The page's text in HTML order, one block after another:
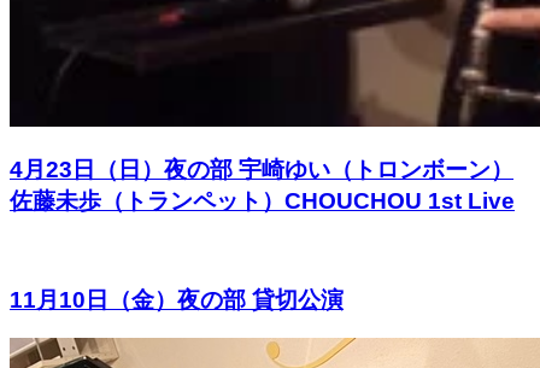
4月23日（日）夜の部 宇崎ゆい（トロンボーン）
佐藤未歩（トランペット）CHOUCHOU 1st Live
11月10日（金）夜の部 貸切公演